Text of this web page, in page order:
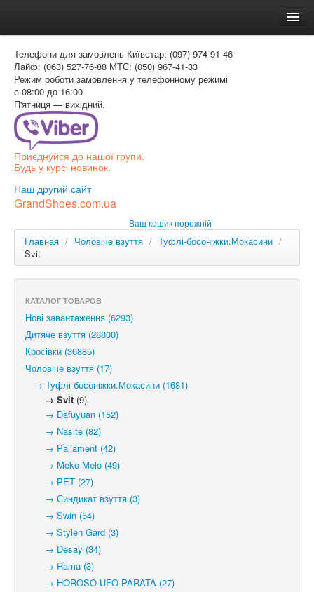
Доставка и оплата
Как заказать
Контакти
Таблиця розмірів
Вхід для покупця
РОС
Телефони для замовлень Київстар: (097) 974-91-46
Лайф: (063) 527-76-88 МТС: (050) 967-41-33
Режим роботи замовлення у телефонному режимі
с 08:00 до 16:00
П'ятниця — вихідний.
Приєднуйся до нашої групи.
Будь у курсі новинок.
Наш другий сайт
GrandShoes.com.ua
Ваш кошик порожній
Главная / Чоловіче взуття / Туфлі-босоніжки.Мокасини /
Svit
КАТАЛОГ ТОВАРОВ
Нові завантаження (6293)
Дитяче взуття (28800)
Кросівки (36885)
Чоловіче взуття (17)
→ Туфлі-босоніжки.Мокасини (1681)
→ Svit (9)
→ Dafuyuan (152)
→ Nasite (82)
→ Paliament (42)
→ Meko Melo (49)
→ PET (27)
→ Синдикат взуття (3)
→ Swin (54)
→ Stylen Gard (3)
→ Desay (34)
→ Rama (3)
→ HOROSO-UFO-PARATA (27)